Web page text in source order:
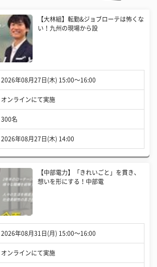
【大林組】転勤&ジョブローテは怖くな
い！九州の現場から設
2026年08月27日(木) 15:00〜16:00
オンラインにて実施
300名
2026年08月27日(木) 14:00
【中部電力】「きれいごと」を貫き、
想いを形にする！中部電
2026年08月31日(月) 15:00〜16:00
オンラインにて実施